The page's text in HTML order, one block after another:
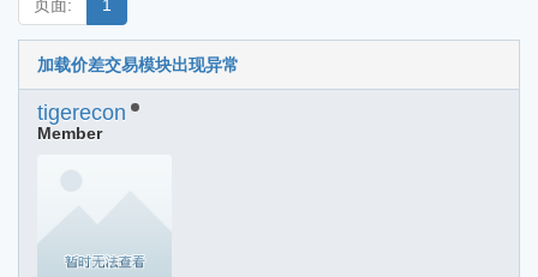
页面: 1
加载价差交易模块出现异常
tigerecon
Member